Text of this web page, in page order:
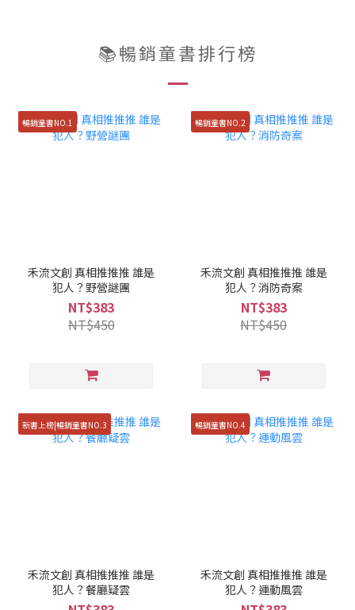
📚暢銷童書排行榜
暢銷童書NO.1
禾流文創 真相推推推 誰是
犯人？野營謎團
NT$383
NT$450
暢銷童書NO.2
禾流文創 真相推推推 誰是
犯人？消防奇案
NT$383
NT$450
新書上榜|暢銷童書NO.3
禾流文創 真相推推推 誰是
犯人？餐廳疑雲
暢銷童書NO.4
禾流文創 真相推推推 誰是
犯人？運動風雲